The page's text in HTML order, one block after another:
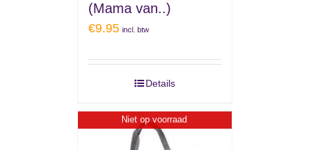
(Mama van..)
€9.95 incl. btw
Details
Niet op voorraad